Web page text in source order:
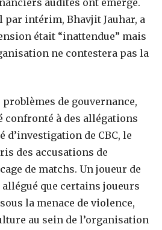
par intérim, Bhavjit Jauhar, a
était “inattendue” mais
ne contestera pas la
problèmes de gouvernance,
confronté à des allégations
d’investigation de CBC, le
des accusations de
de matchs. Un joueur de
que certains joueurs
la menace de violence,
au sein de l’organisation